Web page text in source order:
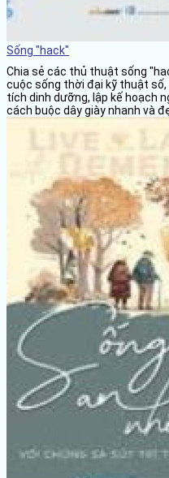
Sống "hack"
Chia sẻ các thủ thuật sống
cuộc sống thời đại kỹ thuật
tích dinh dưỡng, lập kế hoạch
cách buộc dây giày nhanh và